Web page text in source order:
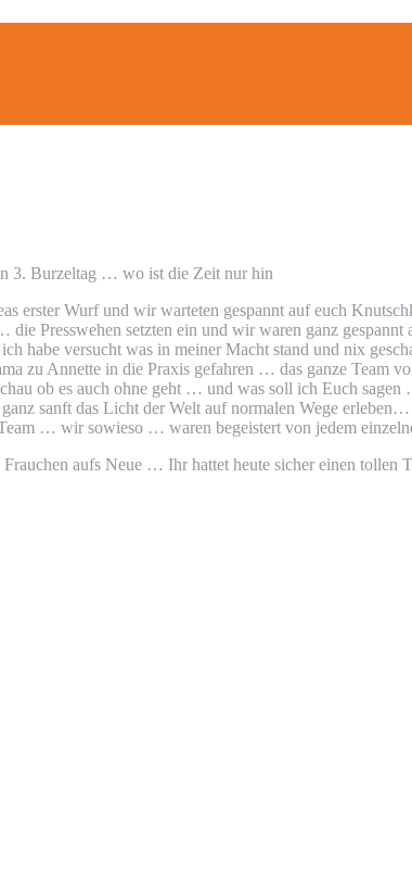
3. Burzeltag … wo ist die Zeit nur hin
erster Wurf und wir warteten gespannt auf euch
Presswehen setzten ein und wir waren ganz
habe versucht was in meiner Macht stand und nix
zu Annette in die Praxis gefahren … das ganze Team
ob es auch ohne geht … und was soll ich Euch
sanft das Licht der Welt auf normalen Wege
… wir sowieso … waren begeistert von jedem
aufs Neue … Ihr hattet heute sicher einen